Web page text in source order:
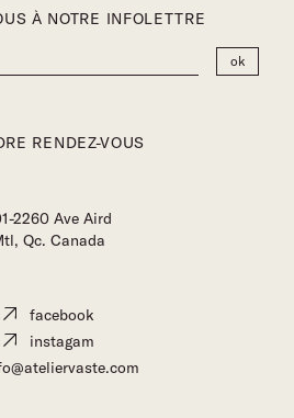
À NOTRE INFOLETTRE
RENDEZ-VOUS
2260 Ave Aird
Qc. Canada
facebook
instagam